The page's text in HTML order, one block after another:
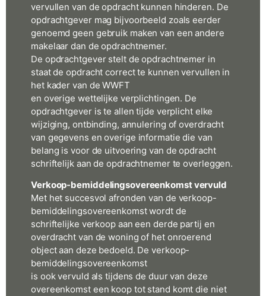
vervullen van de opdracht kunnen hinderen. De
opdrachtgever mag bijvoorbeeld zoals eerder
genoemd geen gebruik maken van een andere
makelaar dan de opdrachtnemer.
De opdrachtgever stelt de opdrachtnemer in
staat de opdracht correct te kunnen vervullen in
het kader van de WWFT
en overige wettelijke verplichtingen. De
opdrachtgever is te allen tijde verplicht elke
wijziging, ontbinding, annulering of overdracht
van gegevens en overige informatie die van
belang is voor de uitvoering van de opdracht
schriftelijk aan de opdrachtnemer te overleggen.
Verkoop-bemiddelingsovereenkomst vervuld
Met het succesvol afronden van de verkoop-
bemiddelingsovereenkomst wordt de
schriftelijke verkoop aan een derde partij en
overdracht van de woning of het onroerend
object aan deze bedoeld. De verkoop-
bemiddelingsovereenkomst
is ook vervuld als tijdens de duur van deze
overeenkomst een koop tot stand komt die niet